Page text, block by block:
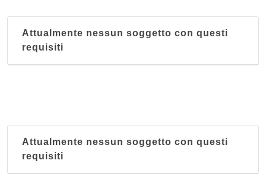
Attualmente nessun soggetto con questi
requisiti
Attualmente nessun soggetto con questi
requisiti